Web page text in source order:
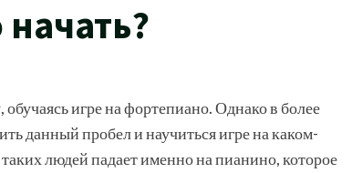
игре на фортепиано. Однако в более
данный пробел и научиться игре на каком-
людей падает именно на пианино, которое